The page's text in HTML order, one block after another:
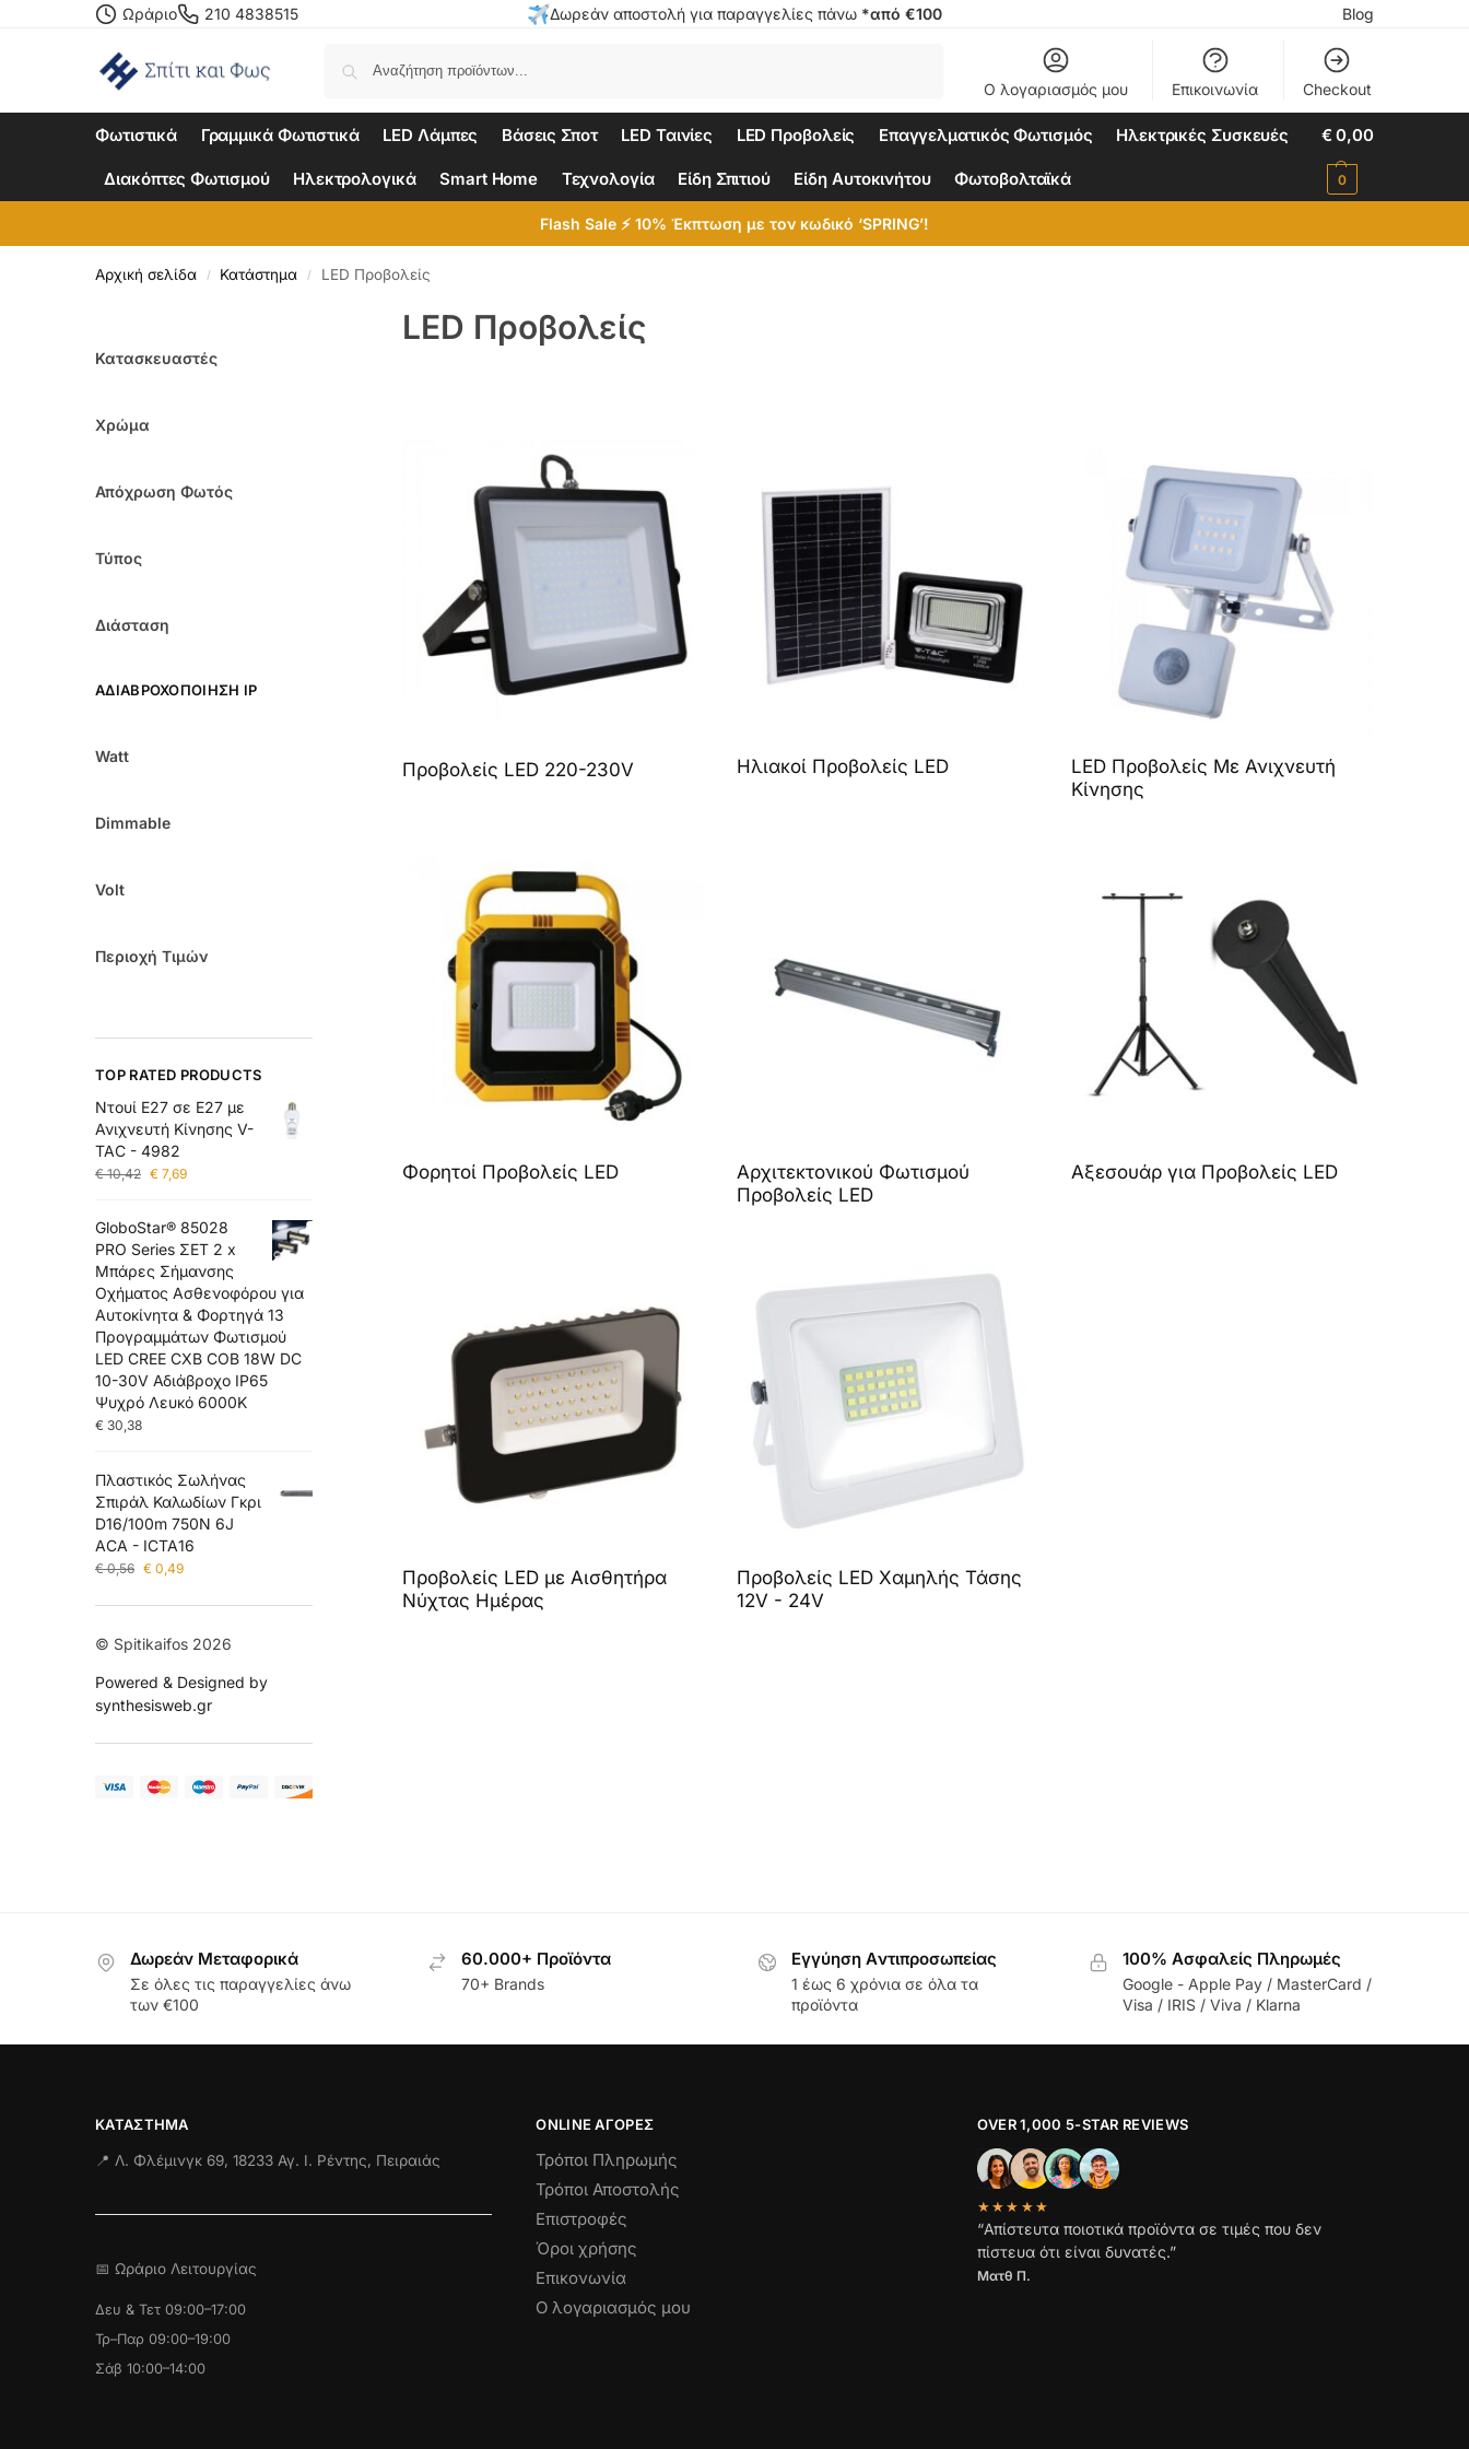
Ωράριο 210 4838515 Δωρεάν αποστολή για παραγγελίες πάνω *από €100 Blog
Ο λογαριασμός μου Επικοινωνία Checkout
Φωτιστικά Γραμμικά Φωτιστικά LED Λάμπες Βάσεις Σποτ LED Ταινίες LED Προβολείς Επαγγελματικός Φωτισμός Ηλεκτρικές Συσκευές
Διακόπτες Φωτισμού Ηλεκτρολογικά Smart Home Τεχνολογία Είδη Σπιτιού Είδη Αυτοκινήτου Φωτοβολταϊκά
€0,00
0
Flash Sale ⚡ 10% Έκπτωση με τον κωδικό ‘SPRING’!
Αρχική σελίδα / Κατάστημα / LED Προβολείς
LED Προβολείς
Προβολείς LED 220-230V Ηλιακοί Προβολείς LED
LED Προβολείς Με Ανιχνευτή
Κίνησης
Φορητοί Προβολείς LED
Αρχιτεκτονικού Φωτισμού
Προβολείς LED
Αξεσουάρ για Προβολείς LED
Προβολείς LED με Αισθητήρα
Νύχτας Ημέρας
Προβολείς LED Χαμηλής Τάσης
12V - 24V
Κατασκευαστές
Χρώμα
Απόχρωση Φωτός
Τύπος
Διάσταση
ΑΔΙΑΒΡΟΧΟΠΟΊΗΣΗ IP
Watt
Dimmable
Volt
Περιοχή Τιμών
TOP RATED PRODUCTS
Ντουί E27 σε E27 με
Ανιχνευτή Κίνησης V-
TAC - 4982
€10,42 € 7,69
GloboStar® 85028
PRO Series ΣΕΤ 2 x
Μπάρες Σήμανσης
Οχήματος Ασθενοφόρου για
Αυτοκίνητα & Φορτηγά 13
Προγραμμάτων Φωτισμού
LED CREE CXB COB 18W DC
10-30V Αδιάβροχο IP65
Ψυχρό Λευκό 6000K
€ 30,38
Πλαστικός Σωλήνας
Σπιράλ Καλωδίων Γκρι
D16/100m 750N 6J
ACA - ICTA16
€0,56 € 0,49
© Spitikaifos 2026
Powered & Designed by
synthesisweb.gr
Δωρεάν Μεταφορικά
Σε όλες τις παραγγελίες άνω
των €100
60.000+ Προϊόντα
70+ Brands
Εγγύηση Aντιπροσωπείας
1 έως 6 χρόνια σε όλα τα
προϊόντα
100% Ασφαλείς Πληρωμές
Google - Apple Pay / MasterCard /
Visa / IRIS / Viva / Klarna
ΚΑΤΆΣΤΗΜΑ
📍 Λ. Φλέμινγκ 69, 18233 Αγ. Ι. Ρέντης, Πειραιάς
📅 Ωράριο Λειτουργίας
Δευ & Τετ 09:00–17:00
Τρ–Παρ 09:00–19:00
Σάβ 10:00–14:00
ONLINE ΑΓΟΡΕΣ
Τρόποι Πληρωμής
Τρόποι Αποστολής
Επιστροφές
Όροι χρήσης
Επικονωνία
Ο λογαριασμός μου
OVER 1,000 5-STAR REVIEWS
★★★★★
“Απίστευτα ποιοτικά προϊόντα σε τιμές που δεν
πίστευα ότι είναι δυνατές.”
Ματθ Π.